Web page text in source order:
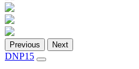
Previous Next
DNP15